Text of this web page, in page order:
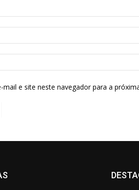
mail e site neste navegador para a